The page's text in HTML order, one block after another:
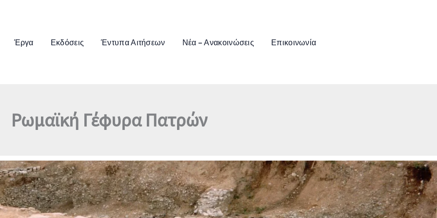
Έργα Εκδόσεις Έντυπα Αιτήσεων Νέα – Ανακοινώσεις Επικοινωνία
Ρωμαϊκή Γέφυρα Πατρών